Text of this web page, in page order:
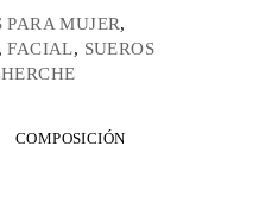
PARA MUJER,
,FACIAL, SUEROS
COMPOSICIÓN